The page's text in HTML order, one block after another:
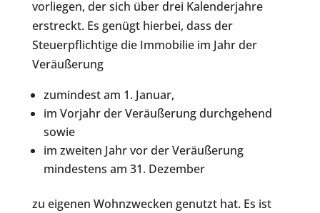
vorliegen, der sich über drei Kalenderjahre
erstreckt. Es genügt hierbei, dass der
Steuerpflichtige die Immobilie im Jahr der
Veräußerung
zumindest am 1. Januar,
im Vorjahr der Veräußerung durchgehend
sowie
im zweiten Jahr vor der Veräußerung
mindestens am 31. Dezember
zu eigenen Wohnzwecken genutzt hat. Es ist